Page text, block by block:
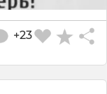
+23